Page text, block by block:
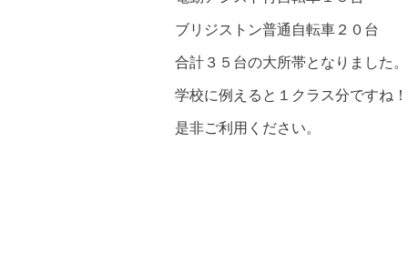
ブリジストン普通自転車２０台
合計３５台の大所帯となりました。
学校に例えると１クラス分ですね！
是非ご利用ください。